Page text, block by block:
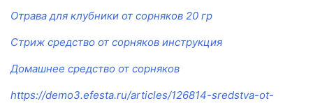
Отрава для клубники от сорняков 20 гр
Стриж средство от сорняков инструкция
Домашнее средство от сорняков
https://demo3.efesta.ru/articles/126814-sredstva-ot-